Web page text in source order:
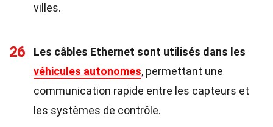
villes.
26
Les câbles Ethernet sont utilisés dans les
véhicules autonomes, permettant une
communication rapide entre les capteurs et
les systèmes de contrôle.